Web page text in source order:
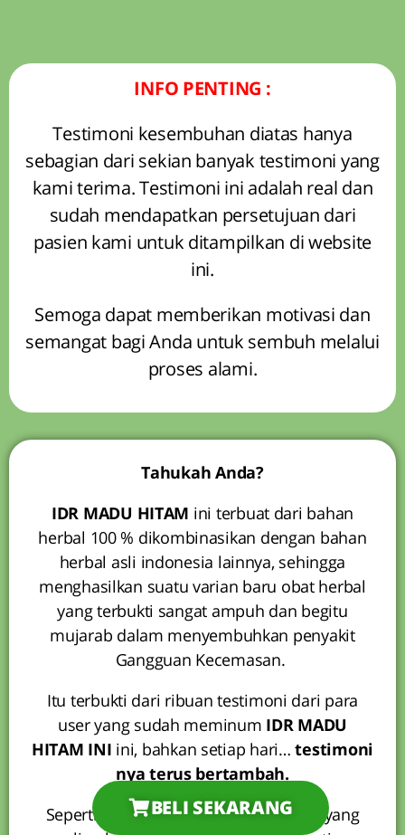
INFO PENTING :
Testimoni kesembuhan diatas hanya
sebagian dari sekian banyak testimoni yang
kami terima. Testimoni ini adalah real dan
sudah mendapatkan persetujuan dari
pasien kami untuk ditampilkan di website
ini.
Semoga dapat memberikan motivasi dan
semangat bagi Anda untuk sembuh melalui
proses alami.
Tahukah Anda?
IDR MADU HITAM ini terbuat dari bahan
herbal 100 % dikombinasikan dengan bahan
herbal asli indonesia lainnya, sehingga
menghasilkan suatu varian baru obat herbal
yang terbukti sangat ampuh dan begitu
mujarab dalam menyembuhkan penyakit
Gangguan Kecemasan.
Itu terbukti dari ribuan testimoni dari para
user yang sudah meminum IDR MADU
HITAM INI ini, bahkan setiap hari…testimoni
nya terus bertambah.
Seperti yang kita ketahui bahwa Obat yang
BELI SEKARANG